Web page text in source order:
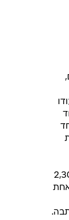
כבר לא יכול היה יותר. בסך הכל יש בכתבה כ-2,300
אחת